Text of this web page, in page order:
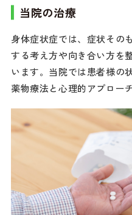
当院の治療
身体症状症では、症状その
する考え方や向き合い方を
います。当院では患者様の
薬物療法と心理的アプロー